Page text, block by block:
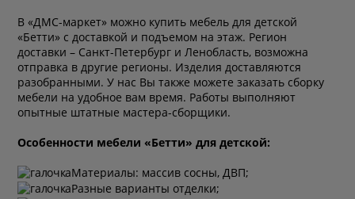
В «ДМС-маркет» можно купить мебель для детской
«Бетти» с доставкой и подъемом на этаж. Регион
доставки – Санкт-Петербург и Ленобласть, возможна
отправка в другие регионы. Изделия доставляются
разобранными. У нас Вы также можете заказать сборку
мебели на удобное вам время. Работы выполняют
опытные штатные мастера-сборщики.
Особенности мебели «Бетти» для детской:
Материалы: массив сосны, ДВП;
Разные варианты отделки;